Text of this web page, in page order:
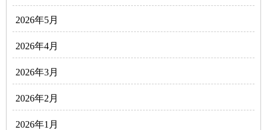
2026年5月
2026年4月
2026年3月
2026年2月
2026年1月